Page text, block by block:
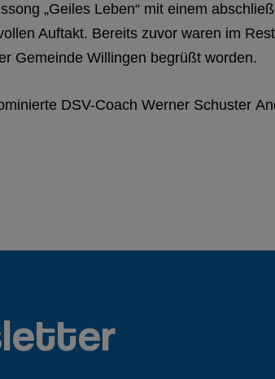
„Geiles Leben“ mit einem
Auftakt. Bereits zuvor waren im
Gemeinde Willingen begrüßt worden.
DSV-Coach Werner Schuster